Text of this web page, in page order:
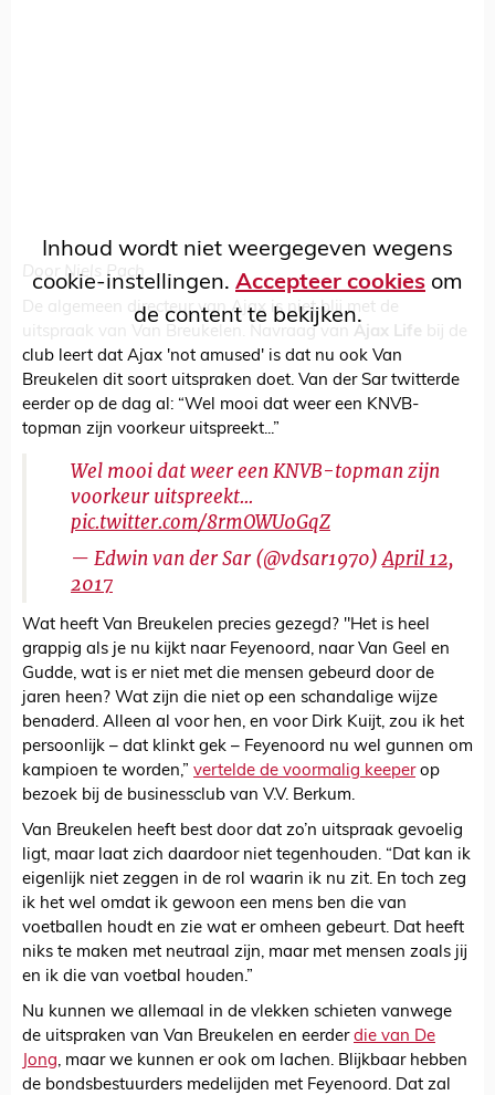
Inhoud wordt niet weergegeven wegens
cookie-instellingen. Accepteer cookies om
de content te bekijken.
Door Niels Pach
De algemeen directeur van Ajax is niet blij met de
uitspraak van Van Breukelen. Navraag van Ajax Life bij de
club leert dat Ajax 'not amused' is dat nu ook Van
Breukelen dit soort uitspraken doet. Van der Sar twitterde
eerder op de dag al: “Wel mooi dat weer een KNVB-
topman zijn voorkeur uitspreekt...”
Wel mooi dat weer een KNVB-topman zijn
voorkeur uitspreekt...
pic.twitter.com/8rmOWU0GqZ
— Edwin van der Sar (@vdsar1970)April 12,
2017
Wat heeft Van Breukelen precies gezegd? "Het is heel
grappig als je nu kijkt naar Feyenoord, naar Van Geel en
Gudde, wat is er niet met die mensen gebeurd door de
jaren heen? Wat zijn die niet op een schandalige wijze
benaderd. Alleen al voor hen, en voor Dirk Kuijt, zou ik het
persoonlijk – dat klinkt gek – Feyenoord nu wel gunnen om
kampioen te worden,” vertelde de voormalig keeperop
bezoek bij de businessclub van V.V. Berkum.
Van Breukelen heeft best door dat zo’n uitspraak gevoelig
ligt, maar laat zich daardoor niet tegenhouden. “Dat kan ik
eigenlijk niet zeggen in de rol waarin ik nu zit. En toch zeg
ik het wel omdat ik gewoon een mens ben die van
voetballen houdt en zie wat er omheen gebeurt. Dat heeft
niks te maken met neutraal zijn, maar met mensen zoals jij
en ik die van voetbal houden.”
Nu kunnen we allemaal in de vlekken schieten vanwege
de uitspraken van Van Breukelen en eerder die van De
Jong, maar we kunnen er ook om lachen. Blijkbaar hebben
de bondsbestuurders medelijden met Feyenoord. Dat zal